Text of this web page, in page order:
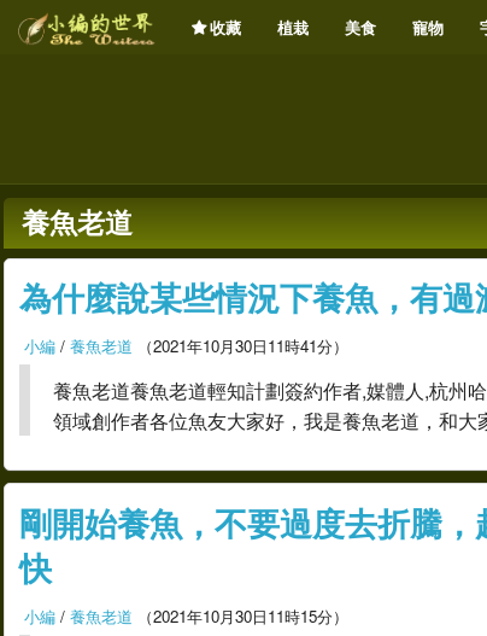
收藏 植栽 美食 寵物
養魚老道
為什麼說某些情況下養魚，有
小編 / 養魚老道 （2021年10月30日11時41分）
養魚老道養魚老道輕知計劃簽約作者,媒體人,杭州
領域創作者各位魚友大家好，我是養魚老道，和大
剛開始養魚，不要過度去折騰
快
小編 / 養魚老道 （2021年10月30日11時15分）